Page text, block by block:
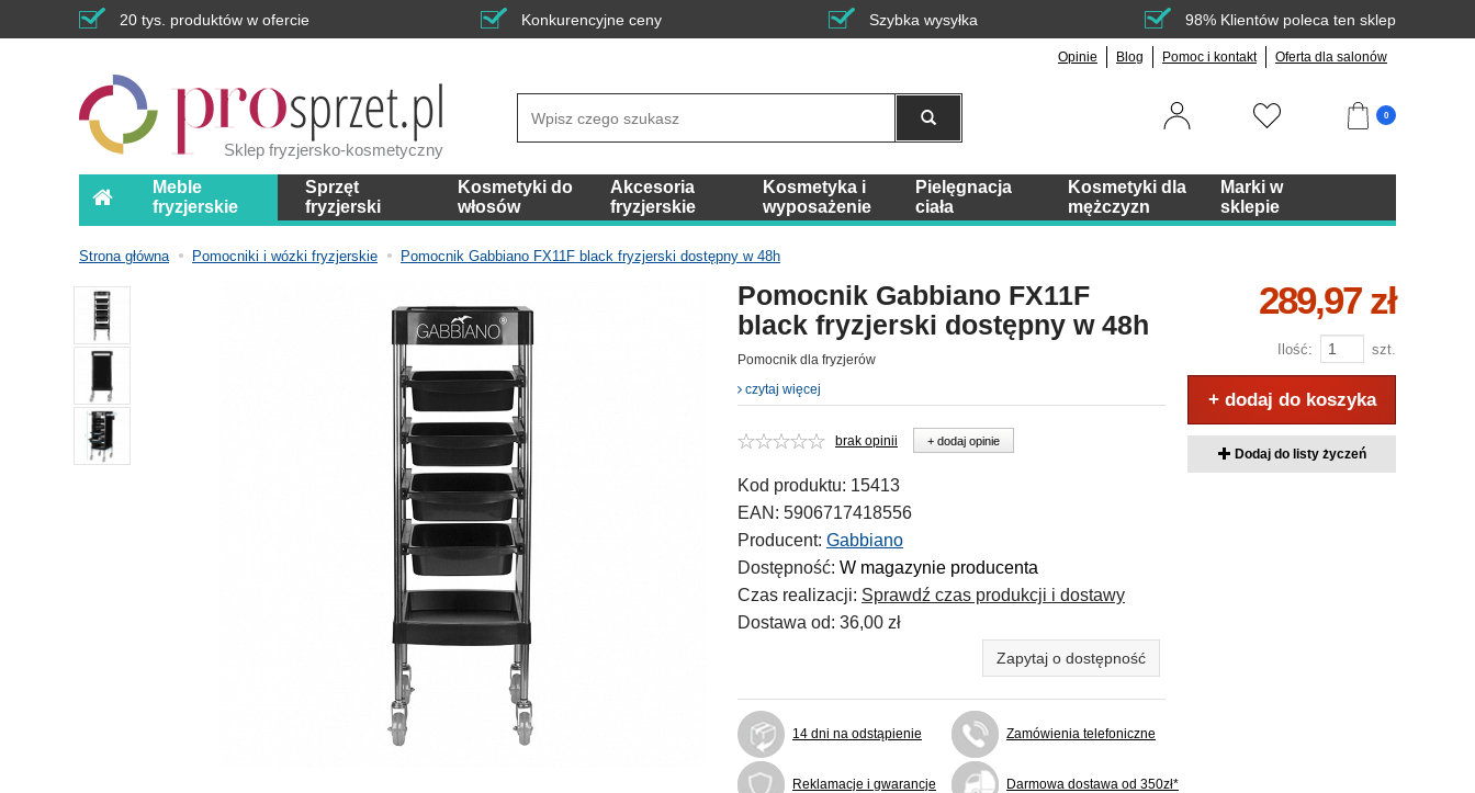
20 tys. produktów w ofercie Konkurencyjne ceny Szybka wysyłka 98% Klientów poleca ten sklep
Opinie Blog Pomoc i kontakt Oferta dla salonów
Sklep fryzjersko-kosmetyczny
0
Meble
fryzjerskie
Sprzęt
fryzjerski
Kosmetyki do
włosów
Akcesoria
fryzjerskie
Kosmetyka i
wyposażenie
Pielęgnacja
ciała
Kosmetyki dla
mężczyzn
Marki w
sklepie
Strona główna Pomocniki i wózki fryzjerskie Pomocnik Gabbiano FX11F black fryzjerski dostępny w 48h
Pomocnik Gabbiano FX11F
black fryzjerski dostępny w 48h
Pomocnik dla fryzjerów
czytaj więcej
brak opinii + dodaj opinie
Kod produktu: 15413
EAN: 5906717418556
Producent: Gabbiano
Dostępność: W magazynie producenta
Czas realizacji: Sprawdź czas produkcji i dostawy
Dostawa od: 36,00 zł
Zapytaj o dostępność
14 dni na odstąpienie Zamówienia telefoniczne
Reklamacje i gwarancje Darmowa dostawa od 350zł*
289,97 zł
Ilość: szt.
+ dodaj do koszyka
Dodaj do listy życzeń